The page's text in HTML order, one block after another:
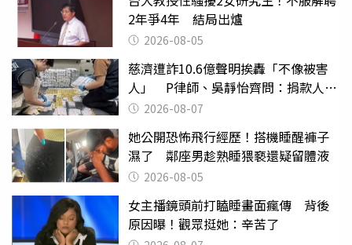
2年爭4年 結局出爐
2026-08-05
慈濟遭詐10.6億聲明挨轟「不像被害
人」 P律師、吳靜怡齊問：捐款人有
權知道真相
2026-08-07
她公開恐怖飛行經歷！搭機睡醒褲子
濕了 鄰座男趁熟睡猥褻還疑留體液
2026-08-05
女主播鏡頭前打瞌睡畫面瘋傳 背後
原因曝！觀眾挺她：辛苦了